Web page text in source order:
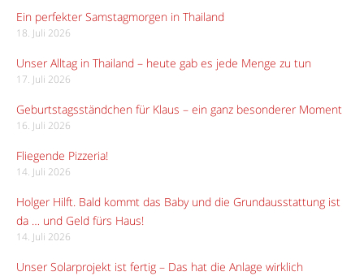
Ein perfekter Samstagmorgen in Thailand
18. Juli 2026
Unser Alltag in Thailand – heute gab es jede Menge zu tun
17. Juli 2026
Geburtstagsständchen für Klaus – ein ganz besonderer Moment
16. Juli 2026
Fliegende Pizzeria!
14. Juli 2026
Holger Hilft. Bald kommt das Baby und die Grundausstattung ist
da … und Geld fürs Haus!
14. Juli 2026
Unser Solarprojekt ist fertig – Das hat die Anlage wirklich